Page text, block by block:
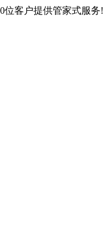
位客户提供管家式服务!